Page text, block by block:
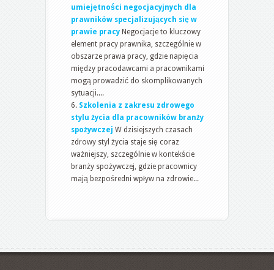
umiejętności negocjacyjnych dla
prawników specjalizujących się w
prawie pracy Negocjacje to kluczowy
element pracy prawnika, szczególnie w
obszarze prawa pracy, gdzie napięcia
między pracodawcami a pracownikami
mogą prowadzić do skomplikowanych
sytuacji....
Szkolenia z zakresu zdrowego
stylu życia dla pracowników branży
spożywczej W dzisiejszych czasach
zdrowy styl życia staje się coraz
ważniejszy, szczególnie w kontekście
branży spożywczej, gdzie pracownicy
mają bezpośredni wpływ na zdrowie...